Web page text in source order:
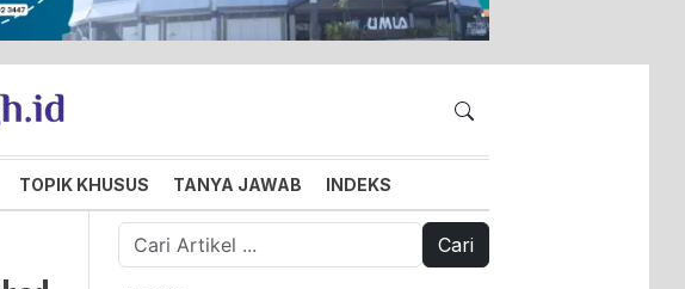
TOPIK KHUSUS TANYA JAWAB INDEKS
Cari
untuk: